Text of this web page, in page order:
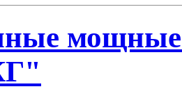
мощные